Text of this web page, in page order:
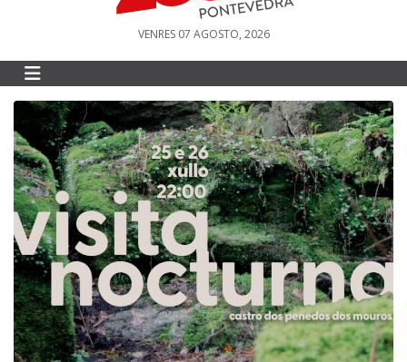
VENRES 07 AGOSTO, 2026